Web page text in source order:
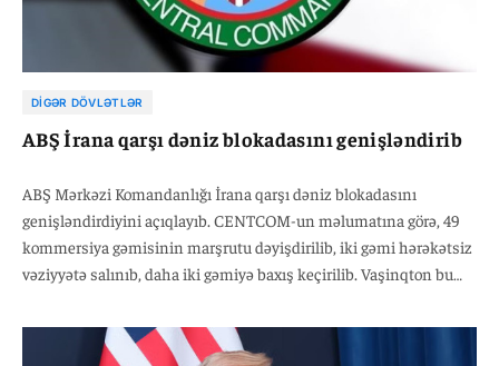
DIGƏR DÖVLƏTLƏR
ABŞ İrana qarşı dəniz blokadasını genişləndirib
ABŞ Mərkəzi Komandanlığı İrana qarşı dəniz blokadasını
genişləndirdiyini açıqlayıb. CENTCOM-un məlumatına görə, 49
kommersiya gəmisinin marşrutu dəyişdirilib, iki gəmi hərəkətsiz
vəziyyətə salınıb, daha iki gəmiyə baxış keçirilib. Vaşinqton bu
Tehrana danışıqlar üçün təzyiq göstərmək olduğunu bildirir. İran
isə ABŞ-ın bu addımlarını beynəlxalq hüquqa zidd hesab edir.